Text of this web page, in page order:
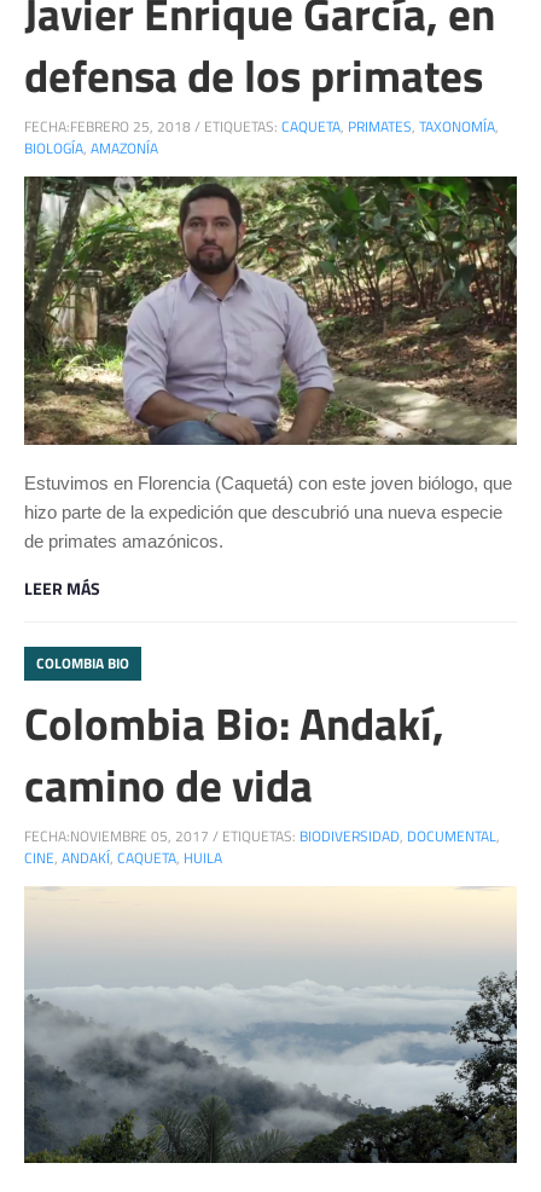
defensa de los primates
FECHA:FEBRERO 25, 2018/ ETIQUETAS: CAQUETA, PRIMATES, TAXONOMÍA,
BIOLOGÍA, AMAZONÍA
Estuvimos en Florencia (Caquetá) con este joven biólogo, que
hizo parte de la expedición que descubrió una nueva especie
de primates amazónicos.
LEER MÁS
COLOMBIA BIO
Colombia Bio: Andakí,
camino de vida
FECHA:NOVIEMBRE 05, 2017 / ETIQUETAS: BIODIVERSIDAD, DOCUMENTAL,
CINE, ANDAKÍ, CAQUETA, HUILA